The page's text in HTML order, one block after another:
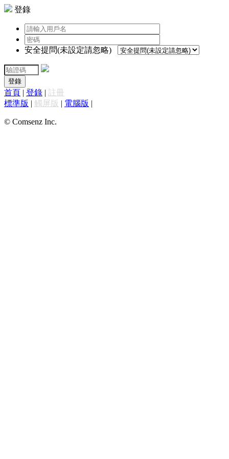
登錄
安全提問(未設定請忽略)
登錄
首頁 | 登錄 | 註冊
標準版 | 觸屏版 | 電腦版 |
© Comsenz Inc.